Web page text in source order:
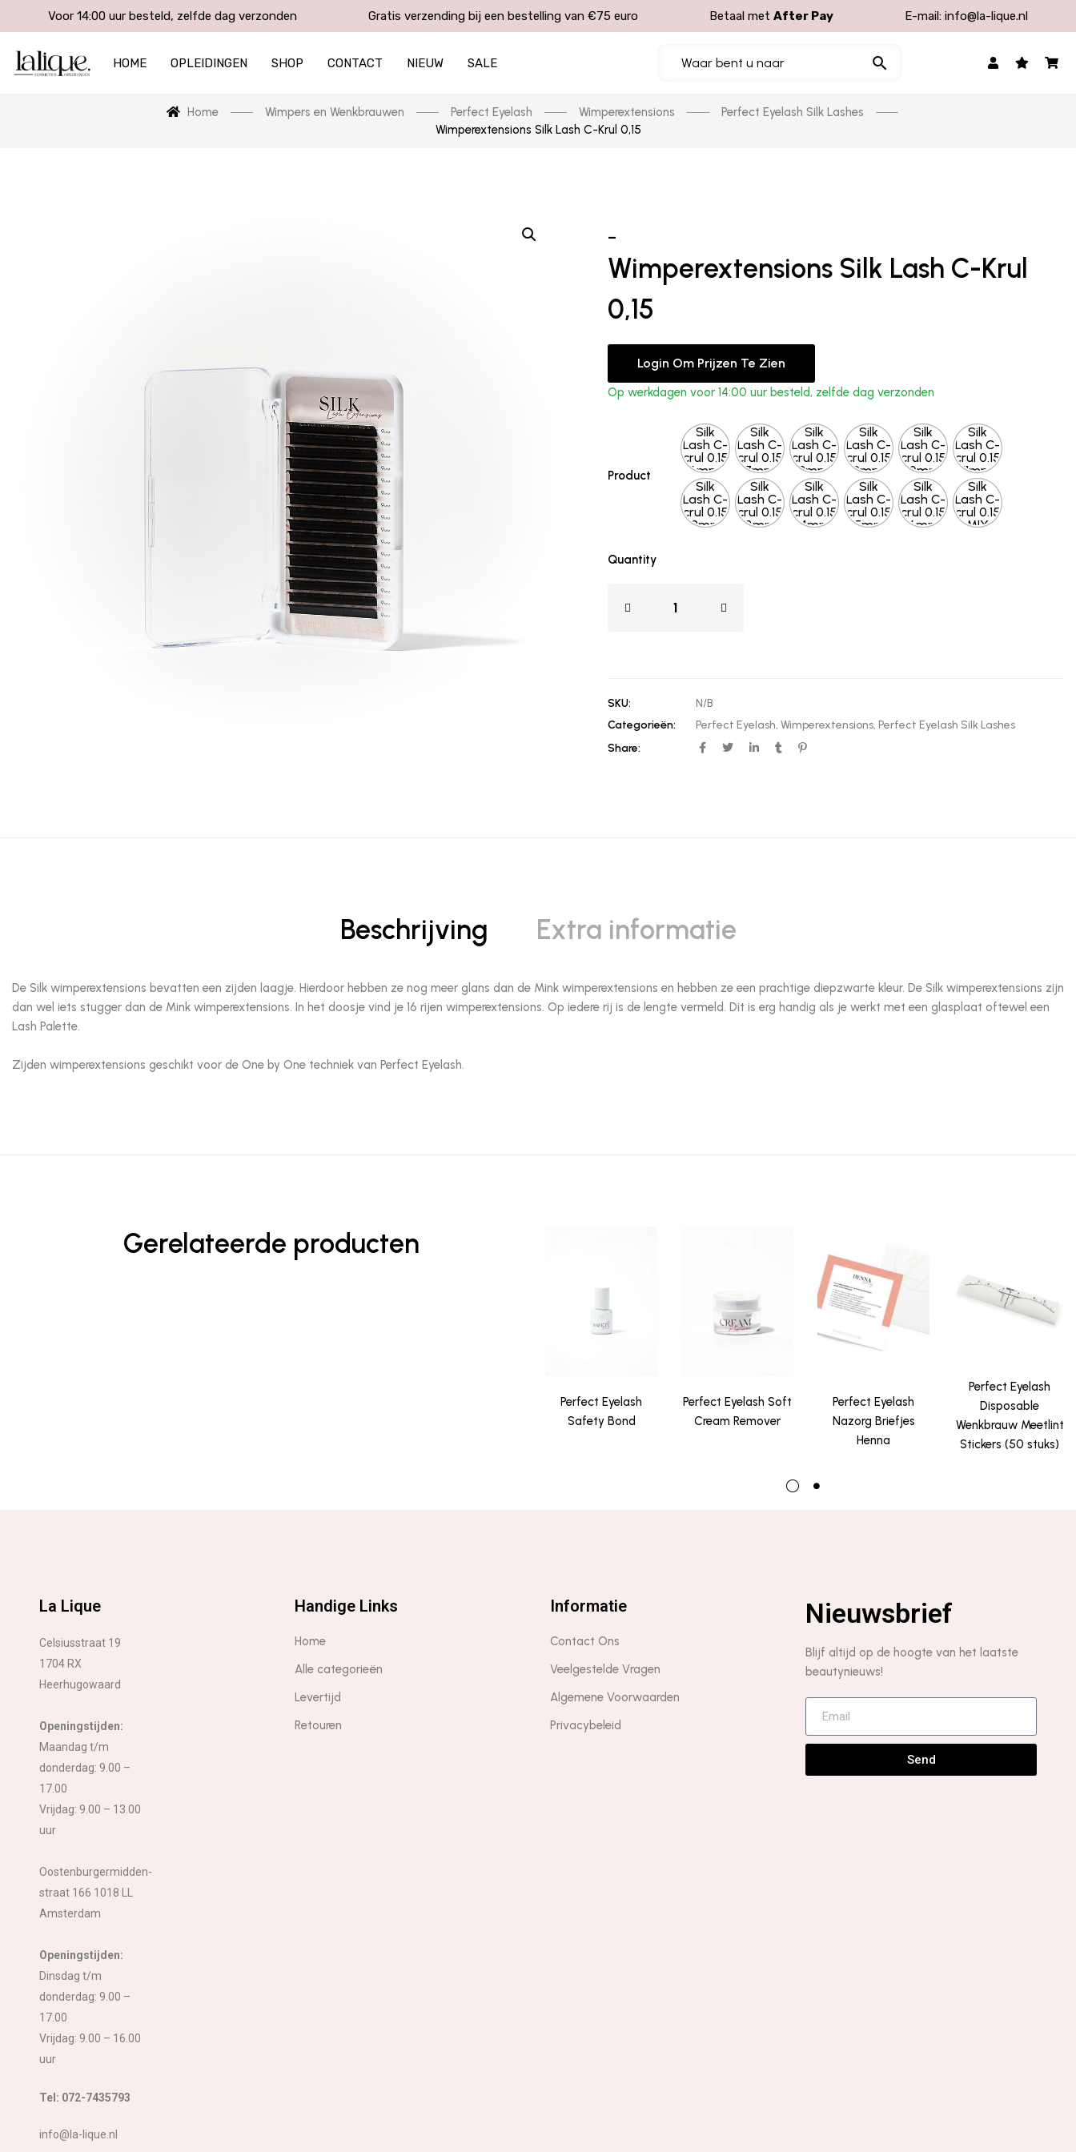
Voor 14:00 uur besteld, zelfde dag verzonden Gratis verzending bij een bestelling van €75 euro Betaal metAfter Pay E-mail:info@la-lique.nl
HOME OPLEIDINGEN SHOP CONTACT NIEUW SALE
Home Wimpers en Wenkbrauwen Perfect Eyelash Wimperextensions
Perfect Eyelash Silk Lashes
Wimperextensions Silk Lash C-Krul 0,15
–
Wimperextensions Silk Lash C-Krul
0,15
Login Om Prijzen Te Zien
Op werkdagen voor 14:00 uur besteld, zelfde dag verzonden
Product
Silk
Lash C-
crul 0.15
6mm
Silk
Lash C-
crul 0.15
7mm
Silk
Lash C-
crul 0.15
8mm
Silk
Lash C-
crul 0.15
9mm
Silk
Lash C-
crul 0.15
10mm
Silk
Lash C-
crul 0.15
11mm
Silk
Lash C-
crul 0.15
12mm
Silk
Lash C-
crul 0.15
13mm
Silk
Lash C-
crul 0.15
14mm
Silk
Lash C-
crul 0.15
15mm
Silk
Lash C-
crul 0.15
16mm
Silk
Lash C-
crul 0.15
MIX
Quantity
SKU:
N/B
Categorieën:
Perfect Eyelash, Wimperextensions, Perfect Eyelash Silk Lashes
Share:
Beschrijving Extra informatie
De Silk wimperextensions bevatten een zijden laagje. Hierdoor hebben ze nog meer glans dan de Mink wimperextensions en hebben ze een prachtige diepzwarte kleur. De Silk wimperextensions zijn
dan wel iets stugger dan de Mink wimperextensions. In het doosje vind je 16 rijen wimperextensions. Op iedere rij is de lengte vermeld. Dit is erg handig als je werkt met een glasplaat oftewel een
Lash Palette.
Zijden wimperextensions geschikt voor de One by One techniek van Perfect Eyelash.
Gerelateerde producten
Perfect Eyelash
Safety Bond
Perfect Eyelash Soft
Cream Remover
Perfect Eyelash
Nazorg Briefjes
Henna
Perfect Eyelash
Disposable
Wenkbrauw Meetlint
Stickers (50 stuks)
La Lique
Celsiusstraat 19
1704 RX
Heerhugowaard
Openingstijden:
Maandag t/m
donderdag: 9.00 –
17.00
Vrijdag: 9.00 – 13.00
uur
Oostenburgermidden-
straat 166 1018 LL
Amsterdam
Openingstijden:
Dinsdag t/m
donderdag: 9.00 –
17.00
Vrijdag: 9.00 – 16.00
uur
Tel: 072-7435793
info@la-lique.nl
Handige Links
Home
Alle categorieën
Levertijd
Retouren
Informatie
Contact Ons
Veelgestelde Vragen
Algemene Voorwaarden
Privacybeleid
Nieuwsbrief
Blijf altijd op de hoogte van het laatste
beautynieuws!
Send